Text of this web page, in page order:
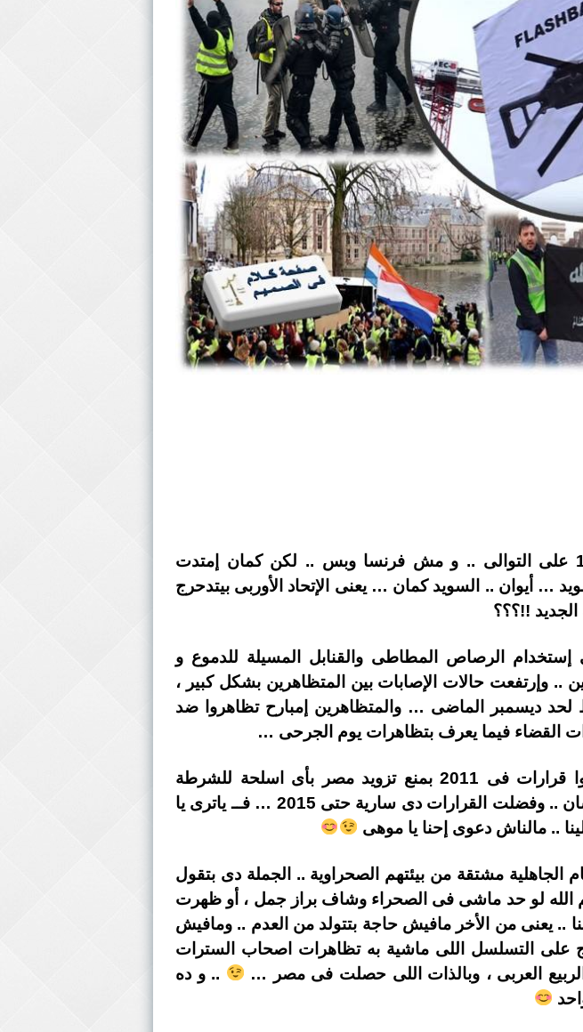
تتواصل تظاهرات السترات الصفراء فى فرنسا للأسبوع الــ 11 على التوالى .. و مش فرنسا وبس .. لكن كمان إمتدت
… أيوان .. السويد كمان … يعنى الإتحاد الأوربى بيتدحرج
!!؟؟؟
الرصاص المطاطى والقنابل المسيلة للدموع و
.. وإرتفعت حالات الإصابات بين المتظاهرين بشكل كبير ،
إلى 11 حالة بعد ما كانوا 9 حالات فقط لحد ديسمبر الماضى … والمتظاهرين إمبارح تظاهروا ضد
القضاء فيما يعرف بتظاهرات يوم الجرحى …
الجميل بقى إن دول الإتحاد الأوروبى وإنجلترا واميريكا ، اصدروا قرارات فى 2011 بمنع تزويد مصر بأى اسلحة للشرطة
لإستخدامها فى فض أى تظاهرات تحت دعاوى حماية حقوق الإنسان .. وفضلت القرارات دى سارية حتى 2015 … فــ ياترى يا
.. مالناش دعوى إحنا يا موهى
مشتقة من بيئتهم الصحراوية .. الجملة دى بتقول
الله لو حد ماشى فى الصحراء وشاف براز جمل ، أو ظهرت
.. يعنى من الأخر مافيش حاجة بتتولد من العدم .. ومافيش
التسلسل اللى ماشية به تظاهرات اصحاب السترات
الربيع العربى ، وبالذات اللى حصلت فى مصر …
.. و ده